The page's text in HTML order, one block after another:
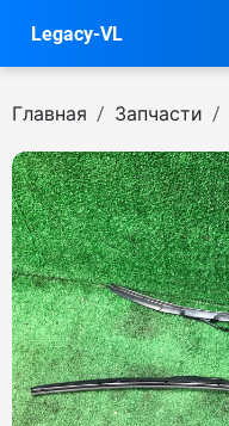
Legacy-VL
Главная Запчасти